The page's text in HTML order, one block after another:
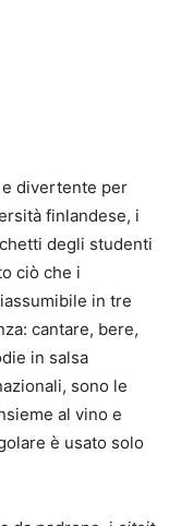
e divertente per
finlandese, i
degli studenti
ciò che i
in tre
cantare, bere,
in salsa
sono le
al vino e
è usato solo